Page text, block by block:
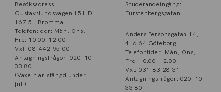
Besöksadress
Gustavslundsvägen 151 D
167 51 Bromma
Telefontider: Mån, Ons,
Fre: 10.00-12.00
Vxl: 08–442 95 00
Antagningsfrågor: 020–10
33 80
(Växeln är stängd under
juli)
Studerandeingång:
Fürstenbergsgatan 1
Anders Personsgatan 14,
416 64 Göteborg
Telefontider: Mån, Ons,
Fre: 10.00-12.00
Vxl: 031-83 28 31
Antagningsfrågor: 020–10
33 80